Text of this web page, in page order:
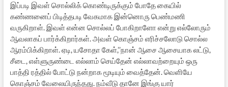
இப்படி இவள் சொல்லிக் கொண்டிருக்கும் போதே கையில்
கண்ணனைப் பிடித்தபடி வேகமாக இன்னொரு பெண்மணி
வருகிறாள். இவள் என்ன சொல்லப் போகிறாளோ என்று எல்லோரும்
ஆவலாகப் பார்க்கிறார்கள். அவள் கொஞ்சம் எரிச்சலோடு சொல்ல
ஆரம்பிக்கிறாள். ஏடி, யசோதா கேள்,’’நான் ஆசை ஆசையாக லட்டு,
சீடை, எள்ளுருண்டை எல்லாம் செய்தேன் எல்லாவற்றையும் ஒரு
பாத்தி ரத்தில் போட்டு நன்றாக மூடியும் வைத்தேன். வெளியே
கொஞ்சம் வேலையிருந்தது. நம்வீடு தானே இங்கு யார்